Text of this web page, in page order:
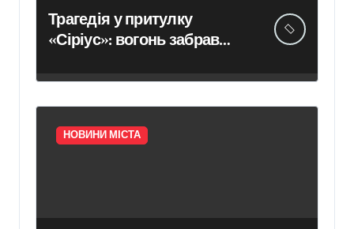
Трагедія у притулку
«Сіріус»: вогонь забрав
НОВИНИ МІСТА